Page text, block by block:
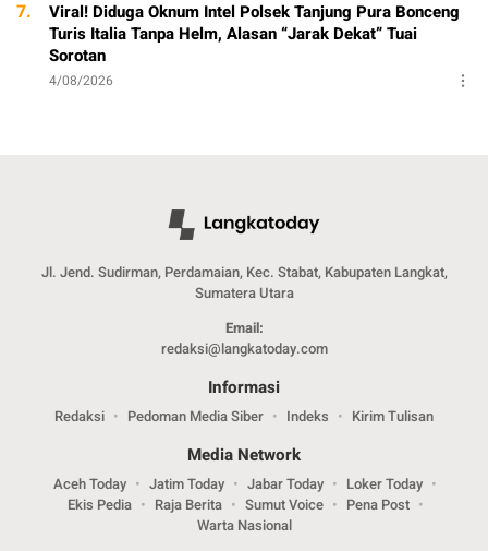
7.
Viral! Diduga Oknum Intel Polsek Tanjung Pura Bonceng
Turis Italia Tanpa Helm, Alasan “Jarak Dekat” Tuai
Sorotan
4/08/2026
Jl. Jend. Sudirman, Perdamaian, Kec. Stabat, Kabupaten Langkat,
Sumatera Utara
Email:
redaksi@langkatoday.com
Informasi
Redaksi Pedoman Media Siber Indeks Kirim Tulisan
Media Network
Aceh Today Jatim Today Jabar Today
Loker Today
Ekis Pedia
Raja Berita Sumut Voice
Pena Post
Warta Nasional